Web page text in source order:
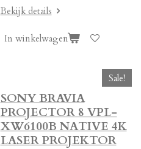
Bekijk details
In winkelwagen
Sale!
SONY BRAVIA
PROJECTOR 8 VPL-
XW6100B NATIVE 4K
LASER PROJEKTOR